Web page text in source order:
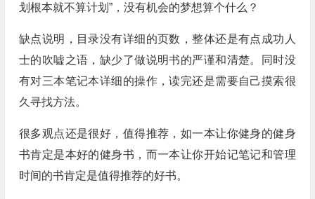
划根本就不算计划”，没有机会的梦想算个什么？
缺点说明，目录没有详细的页数，整体还是有点成功人
士的吹嘘之语，缺少了做说明书的严谨和清楚。同时没
有对三本笔记本详细的操作，读完还是需要自己摸索很
久寻找方法。
很多观点还是很好，值得推荐，如一本让你健身的健身
书肯定是本好的健身书，而一本让你开始记笔记和管理
时间的书肯定是值得推荐的好书。